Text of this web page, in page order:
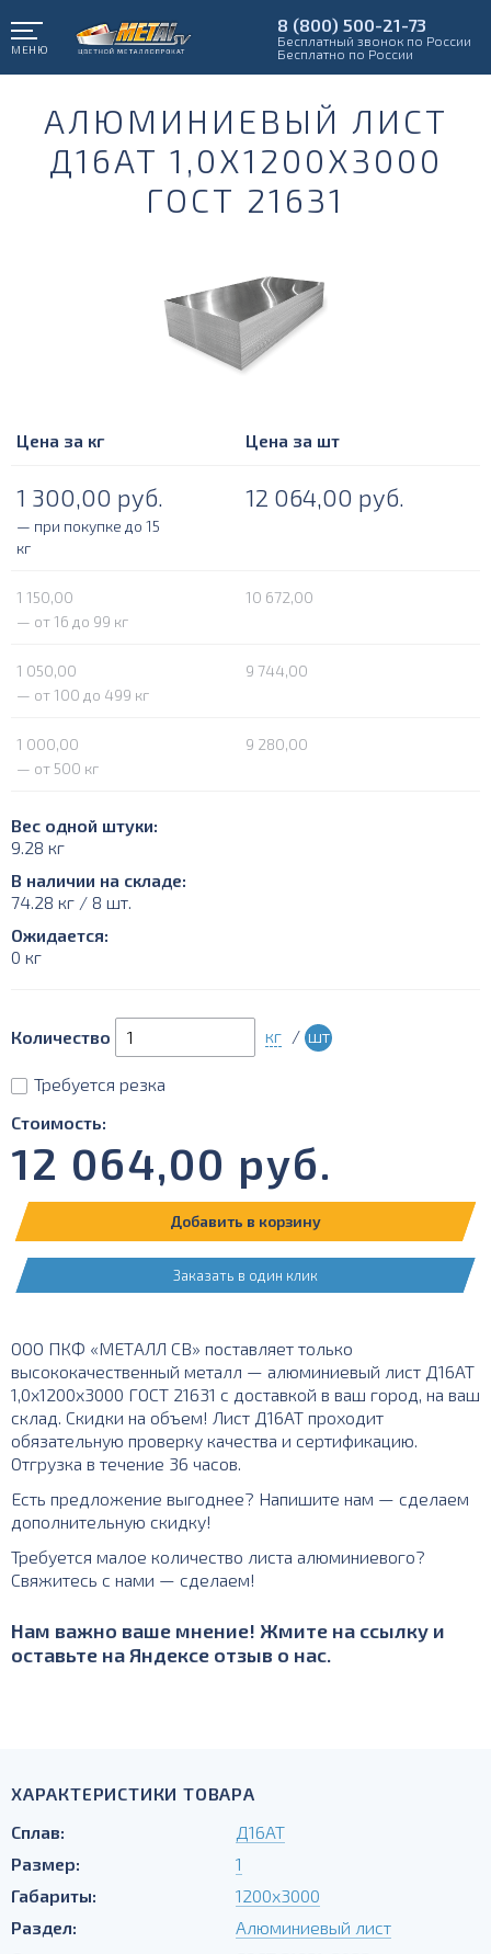
МЕНЮ
8 (800) 500-21-73
Бесплатный звонок по России
Бесплатно по России
АЛЮМИНИЕВЫЙ ЛИСТ
Д16АТ 1,0Х1200Х3000
ГОСТ 21631
Цена за кг Цена за шт
1 300,00 руб. 12 064,00 руб.
— при покупке до 15
кг
1 150,00
10 672,00
— от 16 до 99 кг
1 050,00
9 744,00
— от 100 до 499 кг
1 000,00
9 280,00
— от 500 кг
Вес одной штуки:
9.28 кг
В наличии на складе:
74.28 кг / 8 шт.
Ожидается:
0 кг
Количество кг / шт
Требуется резка
Стоимость:
12 064,00 руб.
Добавить в корзину
Заказать в один клик
ООО ПКФ «МЕТАЛЛ СВ» поставляет только
высококачественный металл — алюминиевый лист Д16АТ
1,0х1200х3000 ГОСТ 21631 с доставкой в ваш город, на ваш
склад. Скидки на объем! Лист Д16АТ проходит
обязательную проверку качества и сертификацию.
Отгрузка в течение 36 часов.
Есть предложение выгоднее? Напишите нам — сделаем
дополнительную скидку!
Требуется малое количество листа алюминиевого?
Свяжитесь с нами — сделаем!
Нам важно ваше мнение! Жмите на ссылку и
оставьте на Яндексе отзыв о нас.
ХАРАКТЕРИСТИКИ ТОВАРА
Сплав:
Д16АТ
Размер:
1
Габариты:
1200х3000
Раздел:
Алюминиевый лист